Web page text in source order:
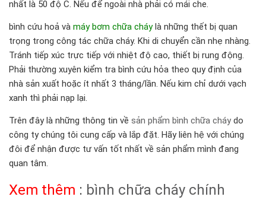
nhất là 50 độ C. Nếu để ngoài nhà phải có mái che.
bình cứu hoả và máy bơm chữa cháylà những thết bị quan
trọng trong công tác chữa cháy. Khi di chuyển cần nhẹ nhàng.
Tránh tiếp xúc trực tiếp với nhiệt độ cao, thiết bị rung động.
Phải thường xuyên kiểm tra bình cứu hỏa theo quy định của
nhà sản xuất hoặc ít nhất 3 tháng/lần. Nếu kim chỉ dưới vạch
xanh thì phải nạp lại.
Trên đây là những thông tin về sản phẩm bình chữa cháy do
công ty chúng tôi cung cấp và lắp đặt. Hãy liên hệ với chúng
đôi để nhận được tư vấn tốt nhất về sản phẩm mình đang
quan tâm.
Xem thêm : bình chữa cháy chính